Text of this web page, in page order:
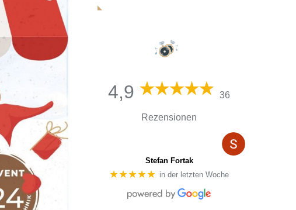
4,9 36
Rezensionen
Stefan Fortak
★★★★★ in der letzten Woche